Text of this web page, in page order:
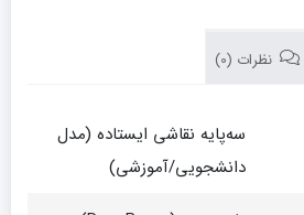
نظرات (0)
سه‌پایه نقاشی ایستاده (مدل
دانشجویی/آموزشی)